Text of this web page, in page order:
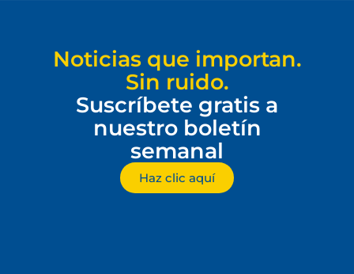
Noticias que importan.
Sin ruido.
Suscríbete gratis a
nuestro boletín
semanal
Haz clic aquí